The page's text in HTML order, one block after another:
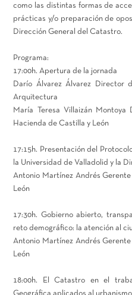
como las distintas formas de
prácticas y/o preparación de
Dirección General del Catastro.
Programa:
17:00h. Apertura de la jornada
Darío Álvarez Álvarez Director
Arquitectura
María Teresa Villaizán Montoya
Hacienda de Castilla y León
17:15h. Presentación del
la Universidad de Valladolid y la
Antonio Martínez Andrés
León
17:30h. Gobierno abierto,
reto demográfico: la atención al
Antonio Martínez Andrés
León
18:00h. El Catastro en el